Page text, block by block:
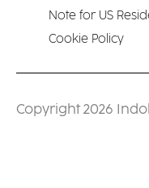
Note for US
Cookie Policy
Copyright 2026